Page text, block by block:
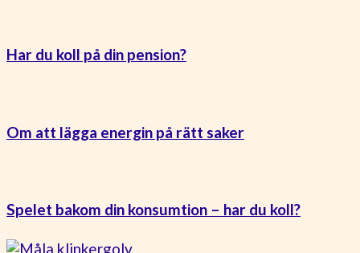
Har du koll på din pension?
Om att lägga energin på rätt saker
Spelet bakom din konsumtion – har du koll?